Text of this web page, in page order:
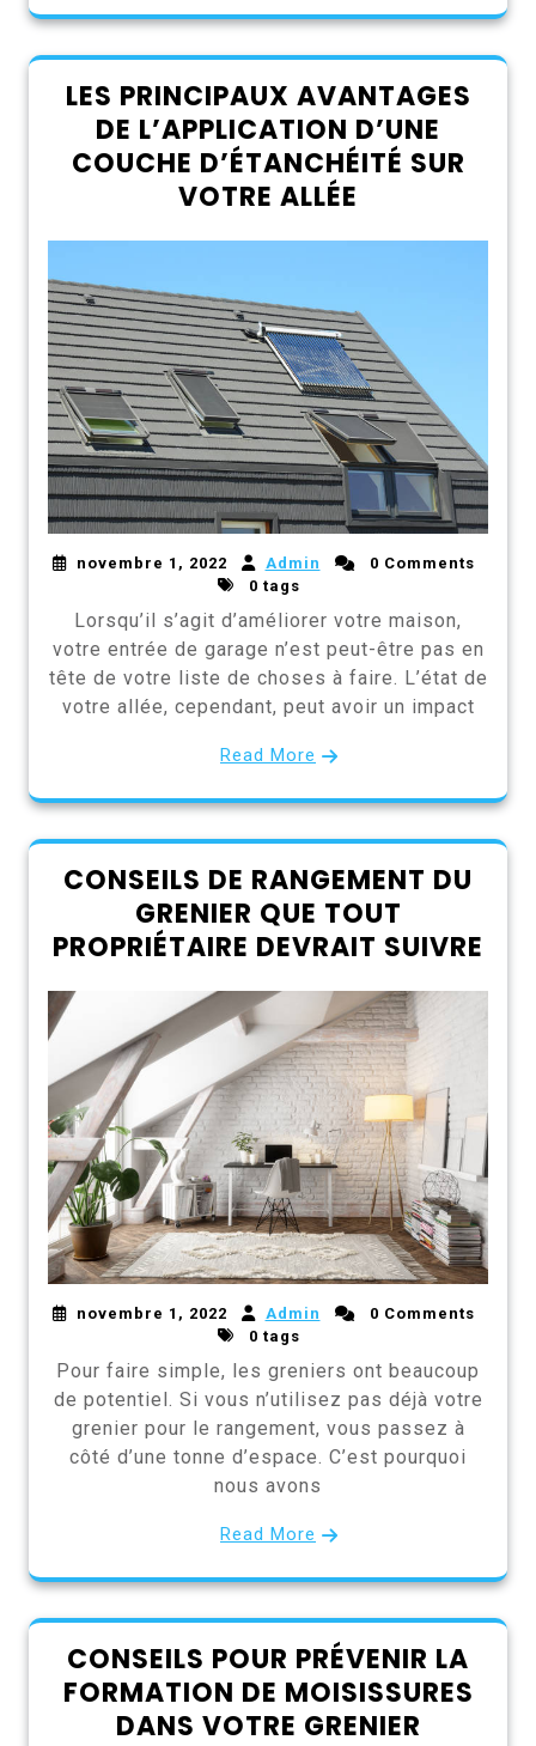
LES PRINCIPAUX AVANTAGES
DE L’APPLICATION D’UNE
COUCHE D’ÉTANCHÉITÉ SUR
VOTRE ALLÉE
novembre 1, 2022 Admin
0 Comments
0 tags
Lorsqu’il s’agit d’améliorer votre maison,
votre entrée de garage n’est peut-être pas en
tête de votre liste de choses à faire. L’état de
votre allée, cependant, peut avoir un impact
Read More
CONSEILS DE RANGEMENT DU
GRENIER QUE TOUT
PROPRIÉTAIRE DEVRAIT SUIVRE
novembre 1, 2022 Admin
0 Comments
0 tags
Pour faire simple, les greniers ont beaucoup
de potentiel. Si vous n’utilisez pas déjà votre
grenier pour le rangement, vous passez à
côté d’une tonne d’espace. C’est pourquoi
nous avons
Read More
CONSEILS POUR PRÉVENIR LA
FORMATION DE MOISISSURES
DANS VOTRE GRENIER